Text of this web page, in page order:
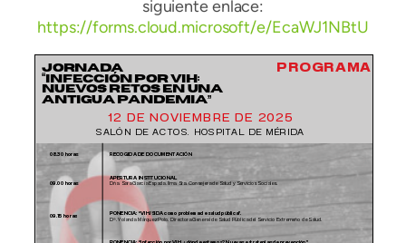
siguiente enlace:
https://forms.cloud.microsoft/e/EcaWJ1NBtU